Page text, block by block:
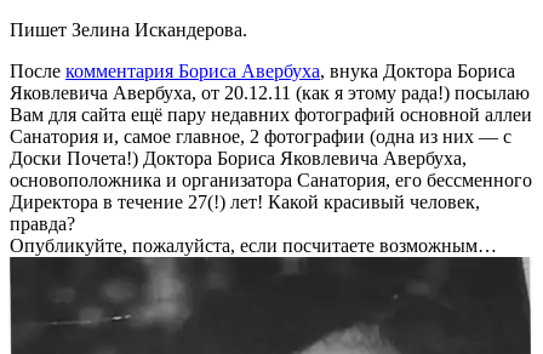
Пишет Зелина Искандерова.
После комментария Бориса Авербуха, внука Доктора Бориса
Яковлевича Авербуха, от 20.12.11 (как я этому рада!) посылаю
Вам для сайта ещё пару недавних фотографий основной аллеи
Санатория и, самое главное, 2 фотографии (одна из них — с
Доски Почета!) Доктора Бориса Яковлевича Авербуха,
основоположника и организатора Санатория, его бессменного
Директора в течение 27(!) лет! Какой красивый человек,
правда?
Опубликуйте, пожалуйста, если посчитаете возможным…